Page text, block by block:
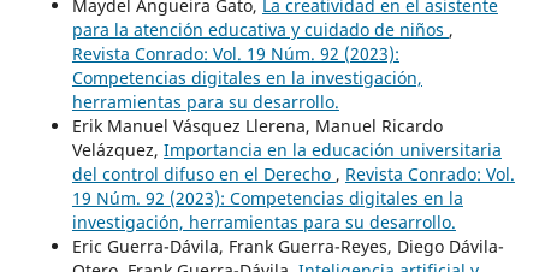
Maydel Angueira Gato, La creatividad en el asistente
para la atención educativa y cuidado de niños ,
Revista Conrado: Vol. 19 Núm. 92 (2023):
Competencias digitales en la investigación,
herramientas para su desarrollo.
Erik Manuel Vásquez Llerena, Manuel Ricardo
Velázquez, Importancia en la educación universitaria
del control difuso en el Derecho , Revista Conrado: Vol.
19 Núm. 92 (2023): Competencias digitales en la
investigación, herramientas para su desarrollo.
Eric Guerra-Dávila, Frank Guerra-Reyes, Diego Dávila-